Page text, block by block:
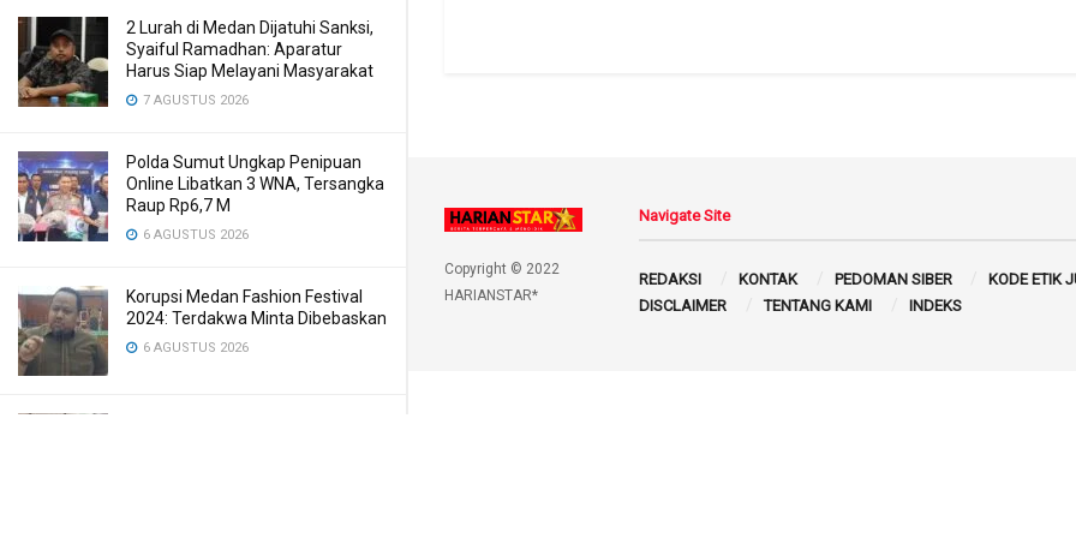
2 Lurah di Medan Dijatuhi Sanksi,
Syaiful Ramadhan: Aparatur
Harus Siap Melayani Masyarakat
7 AGUSTUS 2026
Polda Sumut Ungkap Penipuan
Online Libatkan 3 WNA, Tersangka
Raup Rp6,7 M
6 AGUSTUS 2026
Korupsi Medan Fashion Festival
2024: Terdakwa Minta Dibebaskan
6 AGUSTUS 2026
Copyright © 2022
HARIANSTAR*
Navigate Site
REDAKSI KONTAK PEDOMAN SIBER
KODE ETIK
DISCLAIMER
TENTANG KAMI INDEKS